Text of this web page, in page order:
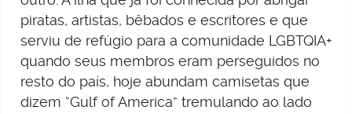
piratas, artistas, bêbados e escritores e que
serviu de refúgio para a comunidade LGBTQIA+
quando seus membros eram perseguidos no
resto do país, hoje abundam camisetas que
dizem “Gulf of America” tremulando ao lado